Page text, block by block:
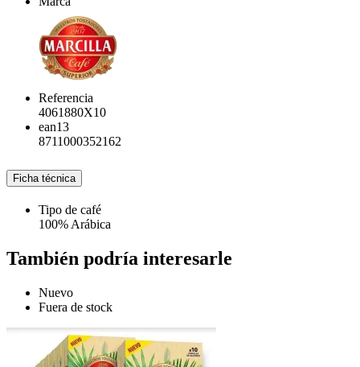
Referencia
4061880X10
ean13
8711000352162
Ficha técnica
Tipo de café
100% Arábica
También podría interesarle
Nuevo
Fuera de stock